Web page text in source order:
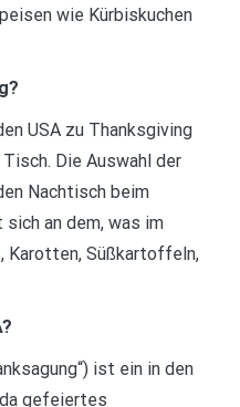
wie Kürbiskuchen
USA zu Thanksgiving
Die Auswahl der
Nachtisch beim
an dem, was im
Karotten, Süßkartoffeln,
ist ein in den
gefeiertes